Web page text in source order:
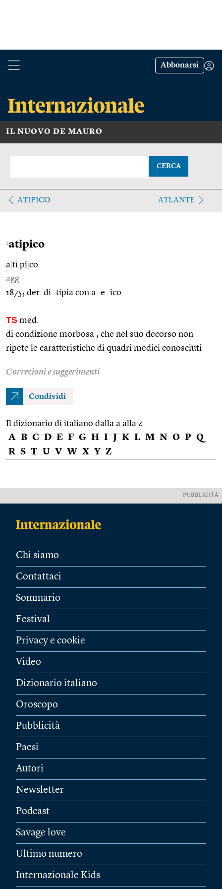
Abbonarsi
IL NUOVO DE MAURO
CERCA
ATIPICO ATLANTE
2atipico
a tì pi co
agg.
1875; der. di -tipia con a- e -ico.
TS med.
di condizione morbosa , che nel suo decorso non
ripete le caratteristiche di quadri medici conosciuti
Correzioni e suggerimenti
Condividi
Il dizionario di italiano dalla a alla z
A B C D E F G H I J K L M N O P Q
R S T U V W X Y Z
PUBBLICITÀ
Chi siamo
Contattaci
Sommario
Festival
Privacy e cookie
Video
Dizionario italiano
Oroscopo
Pubblicità
Paesi
Autori
Newsletter
Podcast
Savage love
Ultimo numero
Internazionale Kids